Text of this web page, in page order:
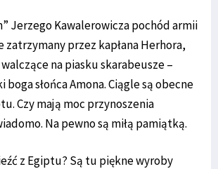
Jerzego Kawalerowicza pochód armii
zatrzymany przez kapłana Herhora,
na piasku skarabeusze –
słońca Amona. Ciągle są obecne
Czy mają moc przynoszenia
Na pewno są miłą pamiątką.
z Egiptu? Są tu piękne wyroby